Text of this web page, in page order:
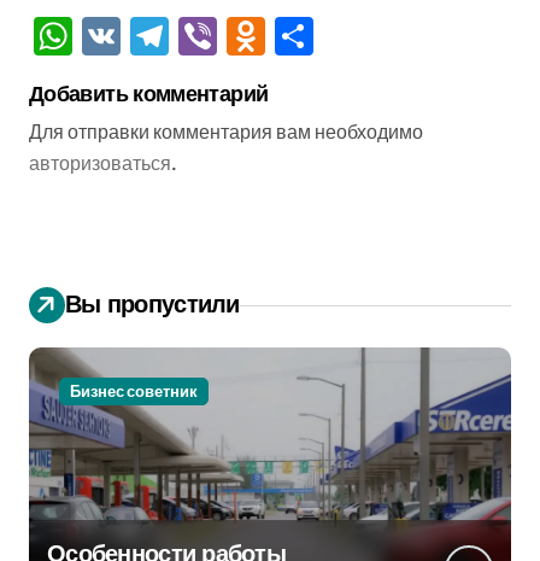
WhatsApp
VK Telegram
ViberOdnoklassniki
Добавить комментарий
Для отправки комментария вам необходимо
авторизоваться.
Вы пропустили
Бизнес советник
Особенности работы